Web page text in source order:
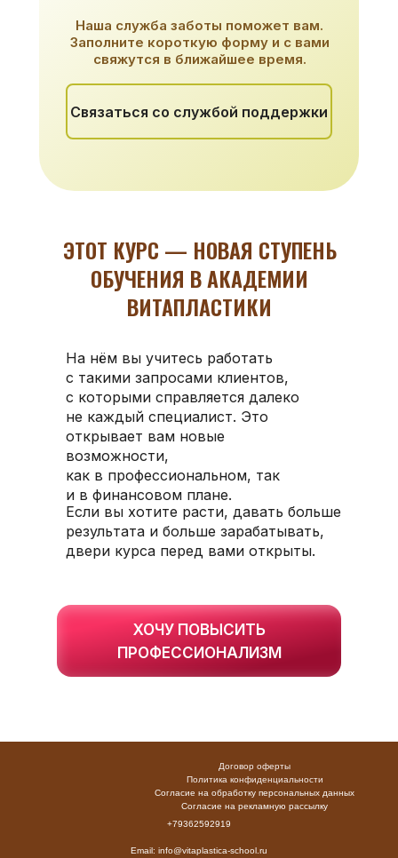
Наша служба заботы поможет вам.
Заполните короткую форму и с вами
свяжутся в ближайшее время.
Связаться со службой поддержки
ХОЧУ ПОВЫСИТЬ
ПРОФЕССИОНАЛИЗМ
ЭТОТ КУРС — НОВАЯ СТУПЕНЬ
ОБУЧЕНИЯ В АКАДЕМИИ
ВИТАПЛАСТИКИ
На нём вы учитесь работать
с такими запросами клиентов,
с которыми справляется далеко
не каждый специалист. Это
открывает вам новые
возможности,
как в профессиональном, так
и в финансовом плане.
Если вы хотите расти, давать больше
результата и больше зарабатывать,
двери курса перед вами открыты.
+79362592919
Email: info@vitaplastica-school.ru
Договор оферты
Политика конфиденциальности
Согласие на обработку персональных данных
Согласие на рекламную рассылку